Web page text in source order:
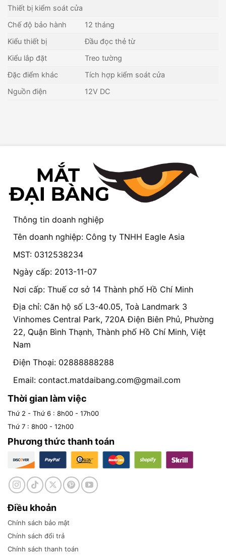
Thiết bị kiểm soát cửa
Chế độ bảo hành
12 tháng
Kiểu thiết bị
Đầu đọc thẻ từ
Kiểu lắp đặt
Treo tường
Đặc điểm khác
Tích hợp kiểm soát cửa
Nguồn điện
12V DC
Thông tin doanh nghiệp
Tên doanh nghiệp: Công ty TNHH Eagle Asia
MST: 0312538234
Ngày cấp: 2013-11-07
Nơi cấp: Thuế cơ sở 14 Thành phố Hồ Chí Minh
Địa chỉ: Căn hộ số L3-40.05, Toà Landmark 3
Vinhomes Central Park, 720A Điện Biên Phủ, Phường
22, Quận Bình Thạnh, Thành phố Hồ Chí Minh, Việt
Nam
Điện Thoại: 02888888288
Email: contact.matdaibang.com@gmail.com
Thời gian làm việc
Thứ 2 - Thứ 6 : 8h00 - 17h00
Thứ 7 : 8h00 - 12h00
Phương thức thanh toán
Điều khoản
Chính sách bảo mật
Chính sách đổi trả
Chính sách thanh toán